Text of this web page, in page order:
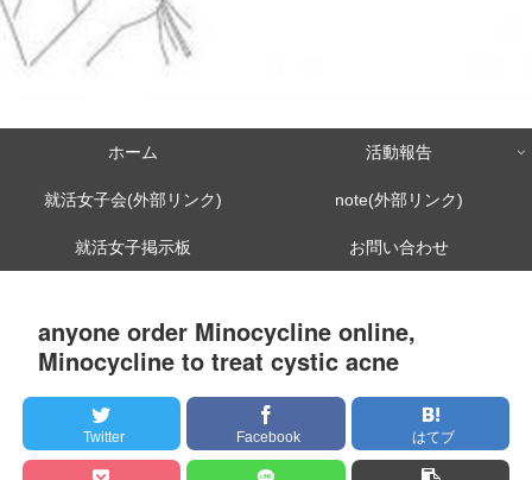
ホーム 活動報告
就活女子会(外部リンク) note(外部リンク)
就活女子掲示板 お問い合わせ
anyone order Minocycline online,
Minocycline to treat cystic acne
Twitter Facebook はてブ